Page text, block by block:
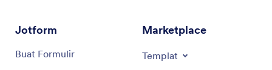
Jotform
Buat Formulir
Marketplace
Templat